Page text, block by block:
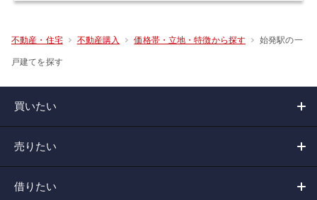
不動産・住宅 不動産購入 価格帯・立地・特徴から探す 始発駅の一
戸建てを探す
買いたい
売りたい
借りたい